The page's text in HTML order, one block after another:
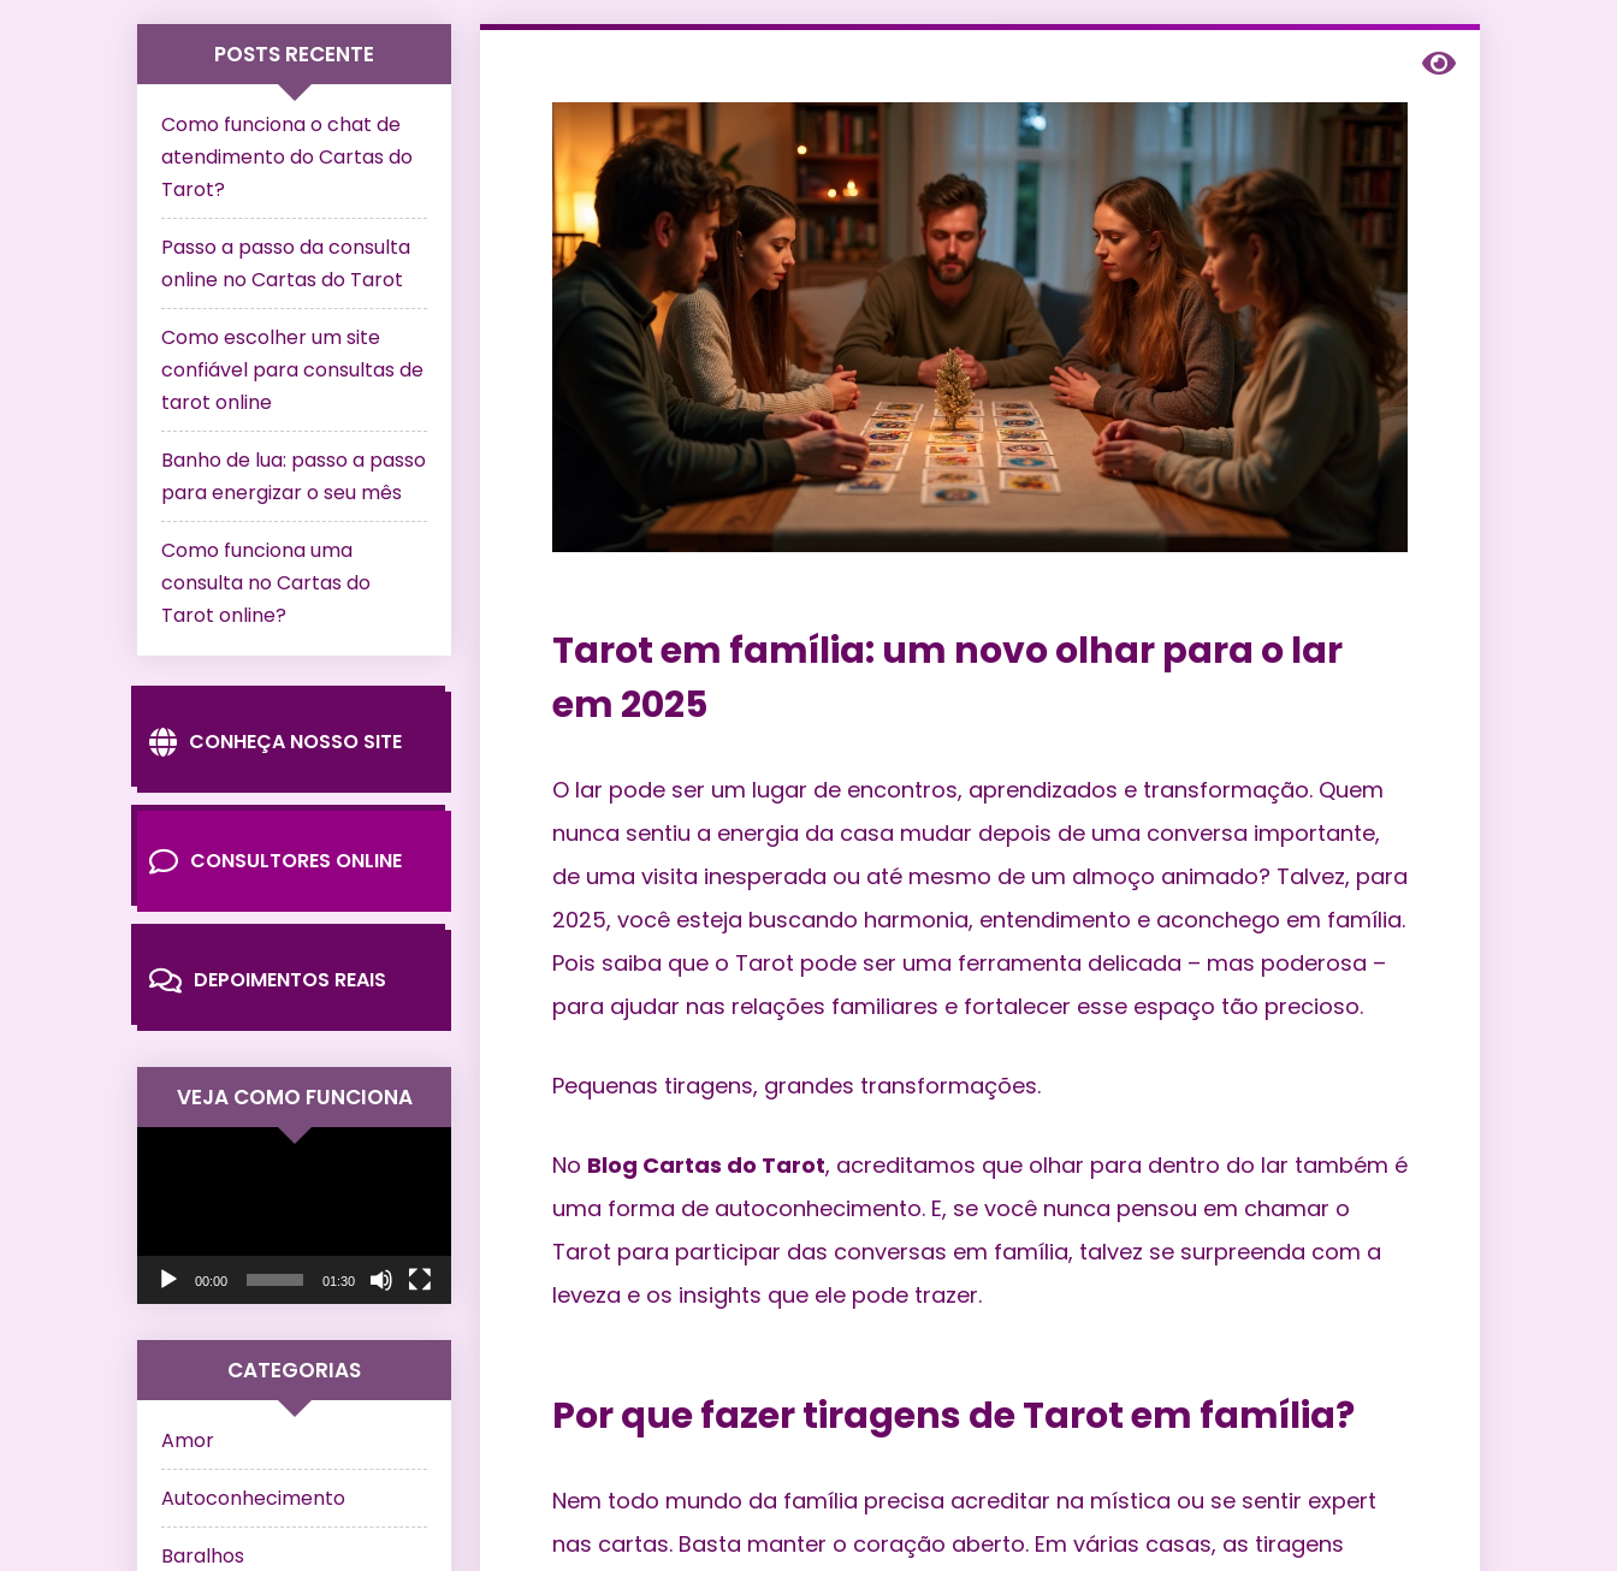
Tarot em família: um novo olhar para o lar
em 2025
O lar pode ser um lugar de encontros, aprendizados e transformação. Quem
nunca sentiu a energia da casa mudar depois de uma conversa importante,
de uma visita inesperada ou até mesmo de um almoço animado? Talvez, para
2025, você esteja buscando harmonia, entendimento e aconchego em família.
Pois saiba que o Tarot pode ser uma ferramenta delicada – mas poderosa –
para ajudar nas relações familiares e fortalecer esse espaço tão precioso.
Pequenas tiragens, grandes transformações.
No Blog Cartas do Tarot, acreditamos que olhar para dentro do lar também é
uma forma de autoconhecimento. E, se você nunca pensou em chamar o
Tarot para participar das conversas em família, talvez se surpreenda com a
leveza e os insights que ele pode trazer.
Por que fazer tiragens de Tarot em família?
Nem todo mundo da família precisa acreditar na mística ou se sentir expert
nas cartas. Basta manter o coração aberto. Em várias casas, as tiragens
POSTS RECENTE
Como funciona o chat de
atendimento do Cartas do
Tarot?
Passo a passo da consulta
online no Cartas do Tarot
Como escolher um site
confiável para consultas de
tarot online
Banho de lua: passo a passo
para energizar o seu mês
Como funciona uma
consulta no Cartas do
Tarot online?
CONHEÇA NOSSO SITE
CONSULTORES ONLINE
DEPOIMENTOS REAIS
VEJA COMO FUNCIONA
00:00 01:30
CATEGORIAS
Amor
Autoconhecimento
Baralhos